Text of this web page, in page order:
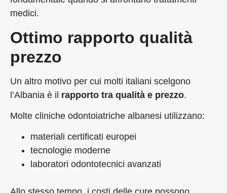
medici.
Ottimo rapporto qualità
prezzo
Un altro motivo per cui molti italiani scelgono
l’Albania è il rapporto tra qualità e prezzo.
Molte cliniche odontoiatriche albanesi utilizzano:
materiali certificati europei
tecnologie moderne
laboratori odontotecnici avanzati